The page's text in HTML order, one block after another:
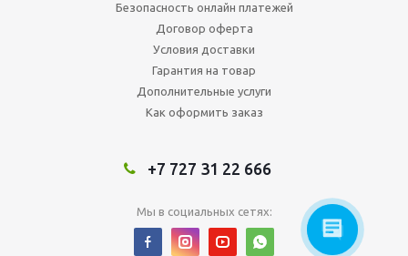
Безопасность онлайн платежей
Договор оферта
Условия доставки
Гарантия на товар
Дополнительные услуги
Как оформить заказ
+7 727 31 22 666
Мы в социальных сетях: